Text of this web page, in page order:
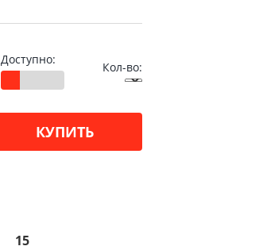
Доступно:
Кол-во:
КУПИТЬ
15